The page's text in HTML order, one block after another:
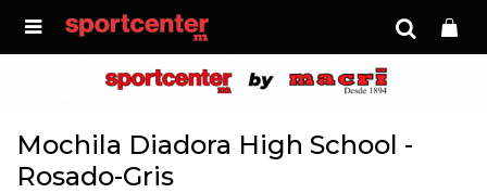

Mochila Diadora High School -
Rosado-Gris